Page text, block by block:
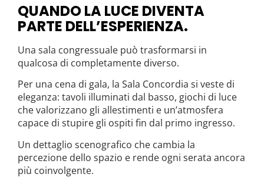
QUANDO LA LUCE DIVENTA
PARTE DELL’ESPERIENZA.
Una sala congressuale può trasformarsi in
qualcosa di completamente diverso.
Per una cena di gala, la Sala Concordia si veste di
eleganza: tavoli illuminati dal basso, giochi di luce
che valorizzano gli allestimenti e un’atmosfera
capace di stupire gli ospiti fin dal primo ingresso.
Un dettaglio scenografico che cambia la
percezione dello spazio e rende ogni serata ancora
più coinvolgente.